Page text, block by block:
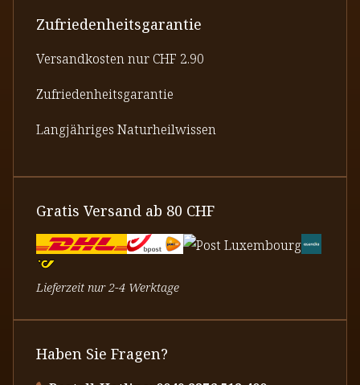
Zufriedenheitsgarantie
Versandkosten nur CHF 2.90
Zufriedenheitsgarantie
Langjähriges Naturheilwissen
Gratis Versand ab 80 CHF
Lieferzeit nur 2-4 Werktage
Haben Sie Fragen?